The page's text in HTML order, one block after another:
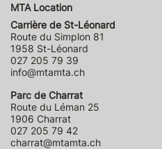
MTA Location
Carrière de St-Léonard
Route du Simplon 81
1958 St-Léonard
027 205 79 39
info@mtamta.ch
Parc de Charrat
Route du Léman 25
1906 Charrat
027 205 79 42
charrat@mtamta.ch